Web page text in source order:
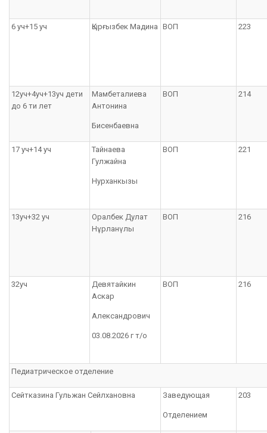
6 уч+15 уч Қырғызбек Мадина ВОП 223
12уч+4уч+13уч дети
до 6 ти лет
Мамбеталиева
Антонина
Бисенбаевна
ВОП 214
17 уч+14 уч
Тайнаева
Гулжайна
Нурханкызы
ВОП 221
13уч+32 уч
Оралбек Дулат
Нұрланүлы
ВОП 216
32уч
Девятайкин
Аскар
Александрович
03.08.2026 г т/о
ВОП 216
Педиатрическое отделение
Сейтказина Гульжан Сейлхановна Заведующая
Отделением
203